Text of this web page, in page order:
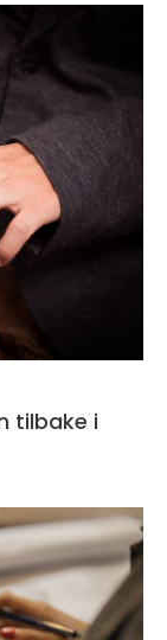
tilbake i